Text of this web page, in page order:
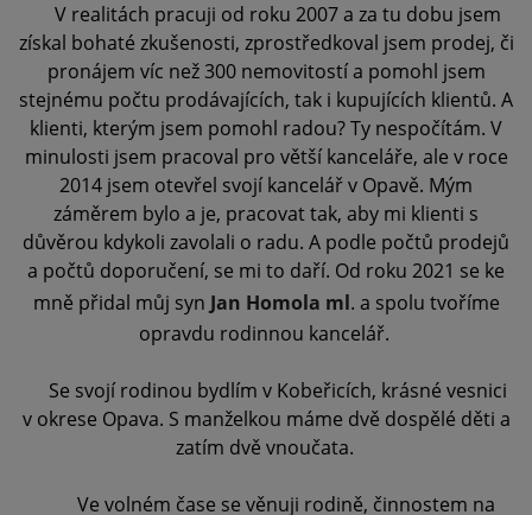
V realitách pracuji od roku 2007 a za tu dobu jsem
získal bohaté zkušenosti, zprostředkoval jsem prodej, či
pronájem víc než 300 nemovitostí a pomohl jsem
stejnému počtu prodávajících, tak i kupujících klientů. A
klienti, kterým jsem pomohl radou? Ty nespočítám. V
minulosti jsem pracoval pro větší kanceláře, ale v roce
2014 jsem otevřel svojí kancelář v Opavě. Mým
záměrem bylo a je, pracovat tak, aby mi klienti s
důvěrou kdykoli zavolali o radu. A podle počtů prodejů
a počtů doporučení, se mi to daří. Od roku 2021 se ke
mně přidal můj syn Jan Homola ml. a spolu tvoříme
opravdu rodinnou kancelář.
Se svojí rodinou bydlím v Kobeřicích, krásné vesnici
v okrese Opava. S manželkou máme dvě dospělé děti a
zatím dvě vnoučata.
Ve volném čase se věnuji rodině, činnostem na